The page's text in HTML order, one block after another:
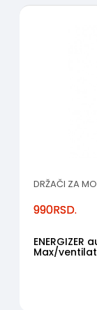
DRŽAČI ZA
990RSD.
Max/